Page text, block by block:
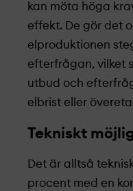
kan möta höga
effekt. De gör det
elproduktionen
efterfrågan, vilket
utbud och
elbrist eller
Tekniskt
Det är alltså
procent med en